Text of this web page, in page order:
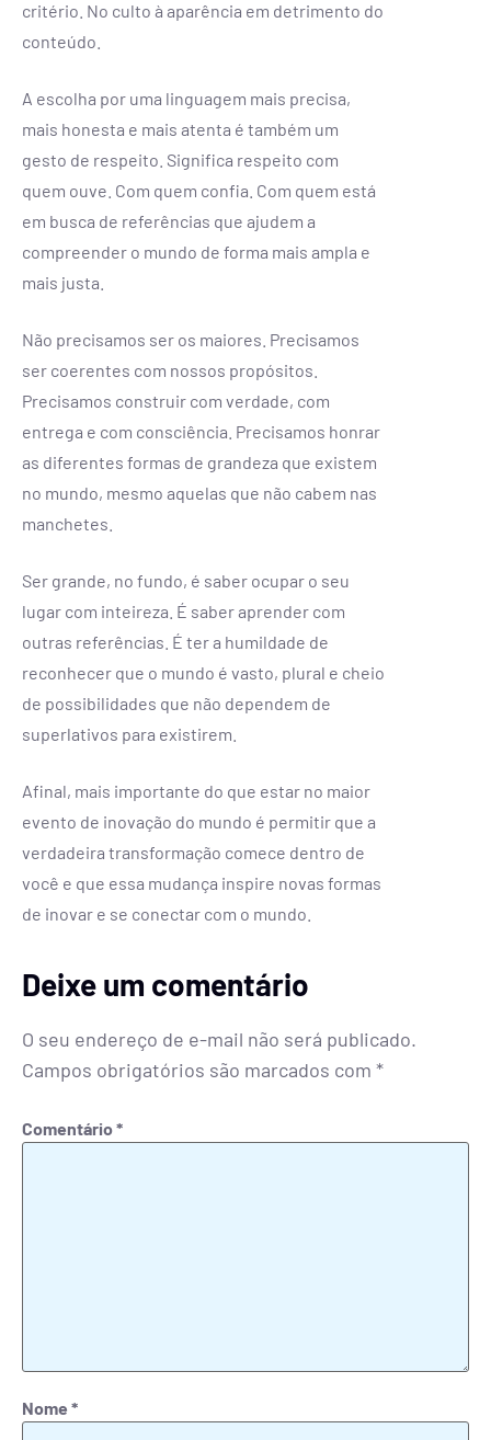
critério. No culto à aparência em detrimento do
conteúdo.
A escolha por uma linguagem mais precisa,
mais honesta e mais atenta é também um
gesto de respeito. Significa respeito com
quem ouve. Com quem confia. Com quem está
em busca de referências que ajudem a
compreender o mundo de forma mais ampla e
mais justa.
Não precisamos ser os maiores. Precisamos
ser coerentes com nossos propósitos.
Precisamos construir com verdade, com
entrega e com consciência. Precisamos honrar
as diferentes formas de grandeza que existem
no mundo, mesmo aquelas que não cabem nas
manchetes.
Ser grande, no fundo, é saber ocupar o seu
lugar com inteireza. É saber aprender com
outras referências. É ter a humildade de
reconhecer que o mundo é vasto, plural e cheio
de possibilidades que não dependem de
superlativos para existirem.
Afinal, mais importante do que estar no maior
evento de inovação do mundo é permitir que a
verdadeira transformação comece dentro de
você e que essa mudança inspire novas formas
de inovar e se conectar com o mundo.
Deixe um comentário
O seu endereço de e-mail não será publicado.
Campos obrigatórios são marcados com *
Comentário*
Nome *